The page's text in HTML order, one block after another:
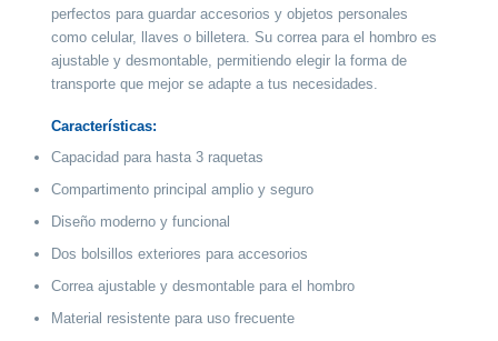
perfectos para guardar accesorios y objetos personales
como celular, llaves o billetera. Su correa para el hombro es
ajustable y desmontable, permitiendo elegir la forma de
transporte que mejor se adapte a tus necesidades.
Características:
Capacidad para hasta 3 raquetas
Compartimento principal amplio y seguro
Diseño moderno y funcional
Dos bolsillos exteriores para accesorios
Correa ajustable y desmontable para el hombro
Material resistente para uso frecuente